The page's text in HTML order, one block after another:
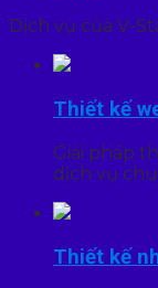
Dịch vụ của V-
Thiết kế
Giải pháp
dịch vụ
Thiết kế